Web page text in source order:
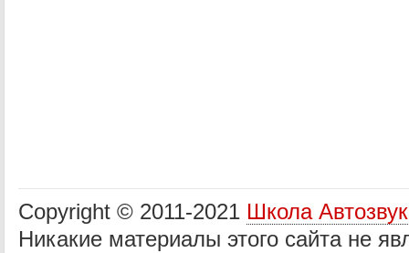
Copyright © 2011-2021 Школа
Никакие материалы этого сайта не